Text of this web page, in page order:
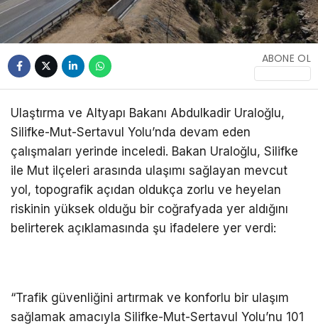
Facebook
ABONE OL
Ulaştırma ve Altyapı Bakanı Abdulkadir Uraloğlu,
Silifke-Mut-Sertavul Yolu’nda devam eden
çalışmaları yerinde inceledi. Bakan Uraloğlu, Silifke
ile Mut ilçeleri arasında ulaşımı sağlayan mevcut
yol, topografik açıdan oldukça zorlu ve heyelan
riskinin yüksek olduğu bir coğrafyada yer aldığını
belirterek açıklamasında şu ifadelere yer verdi:
“Trafik güvenliğini artırmak ve konforlu bir ulaşım
sağlamak amacıyla Silifke-Mut-Sertavul Yolu’nu 101